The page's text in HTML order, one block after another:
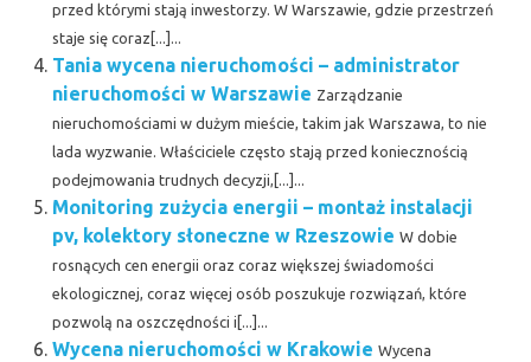
przed którymi stają inwestorzy. W Warszawie, gdzie przestrzeń
staje się coraz[...]...
Tania wycena nieruchomości – administrator
nieruchomości w Warszawie Zarządzanie
nieruchomościami w dużym mieście, takim jak Warszawa, to nie
lada wyzwanie. Właściciele często stają przed koniecznością
podejmowania trudnych decyzji,[...]...
Monitoring zużycia energii – montaż instalacji
pv, kolektory słoneczne w Rzeszowie W dobie
rosnących cen energii oraz coraz większej świadomości
ekologicznej, coraz więcej osób poszukuje rozwiązań, które
pozwolą na oszczędności i[...]...
Wycena nieruchomości w Krakowie Wycena